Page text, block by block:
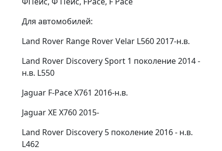
Для автомобилей:
Land Rover Range Rover Velar L560 2017-н.в.
Land Rover Discovery Sport 1 поколение 2014 -
н.в. L550
Jaguar F-Pace X761 2016-н.в.
Jaguar XE X760 2015-
Land Rover Discovery 5 поколение 2016 - н.в.
L462